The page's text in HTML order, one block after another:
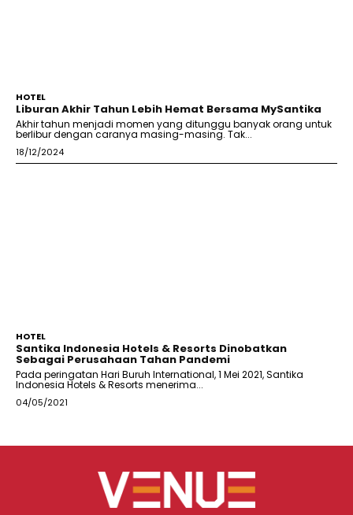
HOTEL
Liburan Akhir Tahun Lebih Hemat Bersama MySantika
Akhir tahun menjadi momen yang ditunggu banyak orang untuk
berlibur dengan caranya masing-masing. Tak...
18/12/2024
HOTEL
Santika Indonesia Hotels & Resorts Dinobatkan
Sebagai Perusahaan Tahan Pandemi
Pada peringatan Hari Buruh International, 1 Mei 2021, Santika
Indonesia Hotels & Resorts menerima...
04/05/2021